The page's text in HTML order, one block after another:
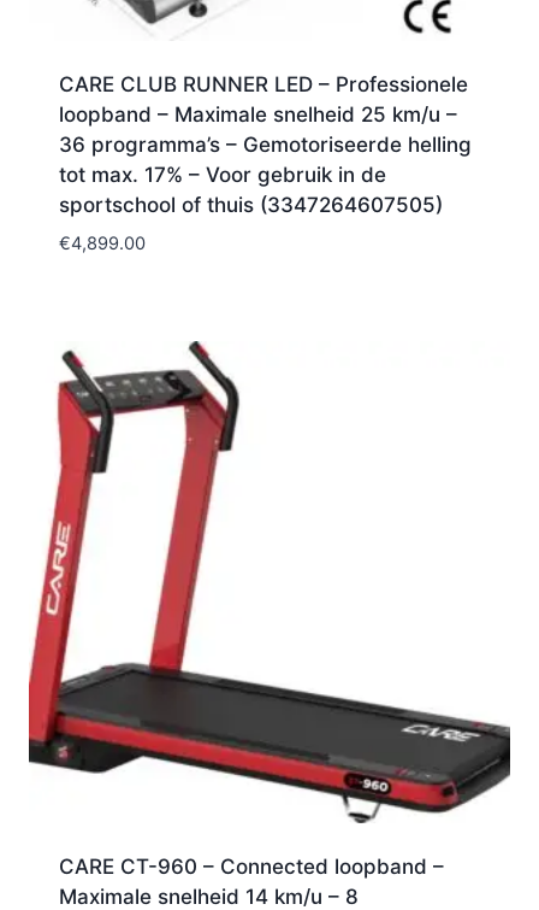
CARE CLUB RUNNER LED – Professionele
loopband – Maximale snelheid 25 km/u –
36 programma’s – Gemotoriseerde helling
tot max. 17% – Voor gebruik in de
sportschool of thuis (3347264607505)
€4,899.00
CARE CT-960 – Connected loopband –
Maximale snelheid 14 km/u – 8